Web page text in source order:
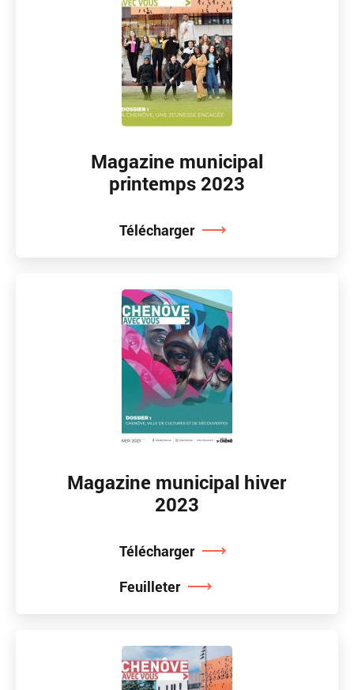
Magazine municipal
printemps 2023
Télécharger
Magazine municipal hiver
2023
Télécharger
Feuilleter